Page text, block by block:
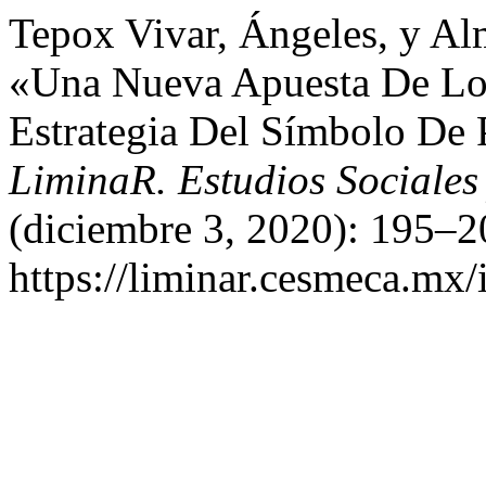
Tepox Vivar, Ángeles, y
«Una Nueva Apuesta De
Estrategia Del Símbolo De
LiminaR. Estudios
(diciembre 3, 2020):
https://